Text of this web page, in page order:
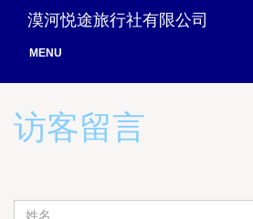
漠河悦途旅行社有限公司
MENU
访客留言